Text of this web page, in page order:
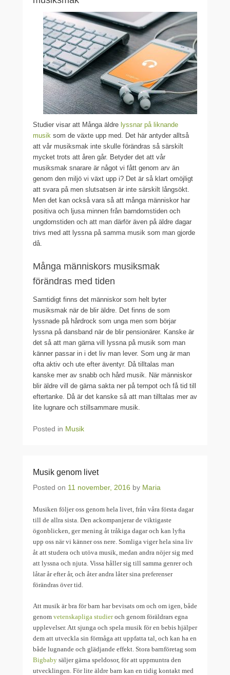
Studier visar att Många äldre lyssnar på liknande
musik som de växte upp med. Det här antyder alltså
att vår musiksmak inte skulle förändras så särskilt
mycket trots att åren går. Betyder det att vår
musiksmak snarare är något vi fått genom arv än
genom den miljö vi växt upp i? Det är så klart omöjligt
att svara på men slutsatsen är inte särskilt långsökt.
Men det kan också vara så att många människor har
positiva och ljusa minnen från barndomstiden och
ungdomstiden och att man därför även på äldre dagar
trivs med att lyssna på samma musik som man gjorde
då.
Många människors musiksmak
förändras med tiden
Samtidigt finns det människor som helt byter
musiksmak när de blir äldre. Det finns de som
lyssnade på hårdrock som unga men som börjar
lyssna på dansband när de blir pensionärer. Kanske är
det så att man gärna vill lyssna på musik som man
känner passar in i det liv man lever. Som ung är man
ofta aktiv och ute efter äventyr. Då tilltalas man
kanske mer av snabb och hård musik. När människor
blir äldre vill de gärna sakta ner på tempot och få tid till
eftertanke. Då är det kanske så att man tilltalas mer av
lite lugnare och stillsammare musik.
Posted in Musik
Musik genom livet
Posted on 11 november, 2016 by Maria
Musiken följer oss genom hela livet, från våra första dagar
till de allra sista. Den ackompanjerar de viktigaste
ögonblicken, ger mening åt tråkiga dagar och kan lyfta
upp oss när vi känner oss nere. Somliga viger hela sina liv
åt att studera och utöva musik, medan andra nöjer sig med
att lyssna och njuta. Vissa håller sig till samma genrer och
låtar år efter år, och åter andra låter sina preferenser
förändras över tid.
Att musik är bra för barn har bevisats om och om igen, både
genom vetenskapliga studieroch genom föräldrars egna
upplevelser. Att sjunga och spela musik för en bebis hjälper
dem att utveckla sin förmåga att uppfatta tal, och kan ha en
både lugnande och glädjande effekt. Stora barnföretag som
Bigbaby säljer gärna speldosor, för att uppmuntra den
utvecklingen. För lite äldre barn kan en tidig kontakt med